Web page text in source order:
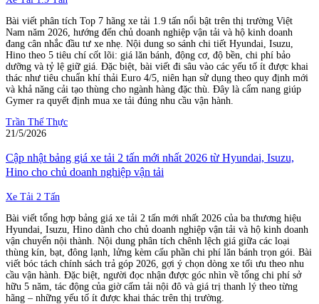
Bài viết phân tích Top 7 hãng xe tải 1.9 tấn nổi bật trên thị trường Việt
Nam năm 2026, hướng đến chủ doanh nghiệp vận tải và hộ kinh doanh
đang cân nhắc đầu tư xe nhẹ. Nội dung so sánh chi tiết Hyundai, Isuzu,
Hino theo 5 tiêu chí cốt lõi: giá lăn bánh, động cơ, độ bền, chi phí bảo
dưỡng và tỷ lệ giữ giá. Đặc biệt, bài viết đi sâu vào các yếu tố ít được khai
thác như tiêu chuẩn khí thải Euro 4/5, niên hạn sử dụng theo quy định mới
và khả năng cải tạo thùng cho ngành hàng đặc thù. Đây là cẩm nang giúp
Gymer ra quyết định mua xe tải đúng nhu cầu vận hành.
Trần Thế Thực
21/5/2026
Cập nhật bảng giá xe tải 2 tấn mới nhất 2026 từ Hyundai, Isuzu,
Hino cho chủ doanh nghiệp vận tải
Xe Tải 2 Tấn
Bài viết tổng hợp bảng giá xe tải 2 tấn mới nhất 2026 của ba thương hiệu
Hyundai, Isuzu, Hino dành cho chủ doanh nghiệp vận tải và hộ kinh doanh
vận chuyển nội thành. Nội dung phân tích chênh lệch giá giữa các loại
thùng kín, bạt, đông lạnh, lửng kèm cấu phần chi phí lăn bánh trọn gói. Bài
viết bóc tách chính sách trả góp 2026, gợi ý chọn dòng xe tối ưu theo nhu
cầu vận hành. Đặc biệt, người đọc nhận được góc nhìn về tổng chi phí sở
hữu 5 năm, tác động của giờ cấm tải nội đô và giá trị thanh lý theo từng
hãng – những yếu tố ít được khai thác trên thị trường.